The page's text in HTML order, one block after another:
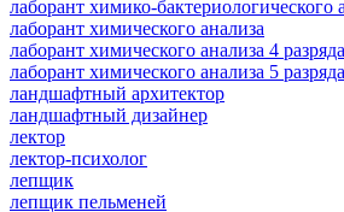
лаборант химико-бактериологического
лаборант химического анализа
лаборант химического анализа 4 разряда
лаборант химического анализа 5 разряда
ландшафтный архитектор
ландшафтный дизайнер
лектор
лектор-психолог
лепщик
лепщик пельменей